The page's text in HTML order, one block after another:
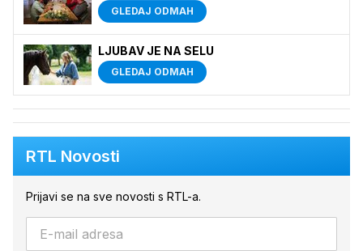
GLEDAJ ODMAH
LJUBAV JE NA SELU
GLEDAJ ODMAH
RTL Novosti
Prijavi se na sve novosti s RTL-a.